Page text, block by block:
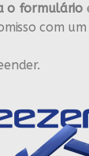
o formulário
com um